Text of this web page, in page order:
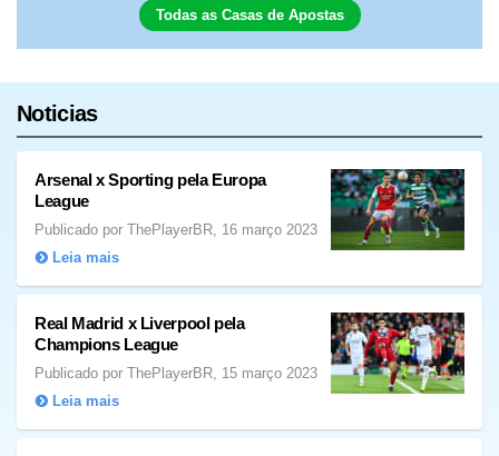
Todas as Casas de Apostas
Noticias
Arsenal x Sporting pela Europa
League
Publicado por ThePlayerBR, 16 março 2023
Leia mais
Real Madrid x Liverpool pela
Champions League
Publicado por ThePlayerBR, 15 março 2023
Leia mais